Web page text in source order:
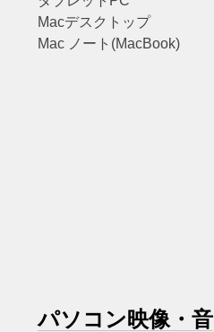
Macデスクトップ
Mac ノート(MacBook)
パソコン映像・音